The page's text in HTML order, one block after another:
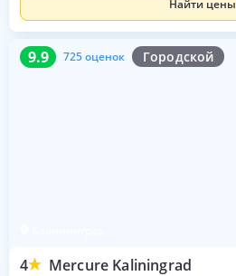
Найти цены
9.9 725 оценок Городской
4 Mercure Kaliningrad
9.9 725 оценок